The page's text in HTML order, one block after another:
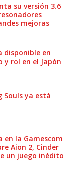
su versión 3.6
mejoras
disponible en
rol en el Japón
Souls ya está
en la Gamescom
Aion 2, Cinder
un juego inédito